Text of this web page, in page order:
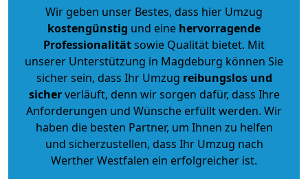
Wir geben unser Bestes, dass hier Umzug
kostengünstig und eine hervorragende
Professionalitätsowie Qualität bietet. Mit
unserer Unterstützung in Magdeburg können Sie
sicher sein, dass Ihr Umzug reibungslos und
sicherverläuft, denn wir sorgen dafür, dass Ihre
Anforderungen und Wünsche erfüllt werden. Wir
haben die besten Partner, um Ihnen zu helfen
und sicherzustellen, dass Ihr Umzug nach
Werther Westfalen ein erfolgreicher ist.